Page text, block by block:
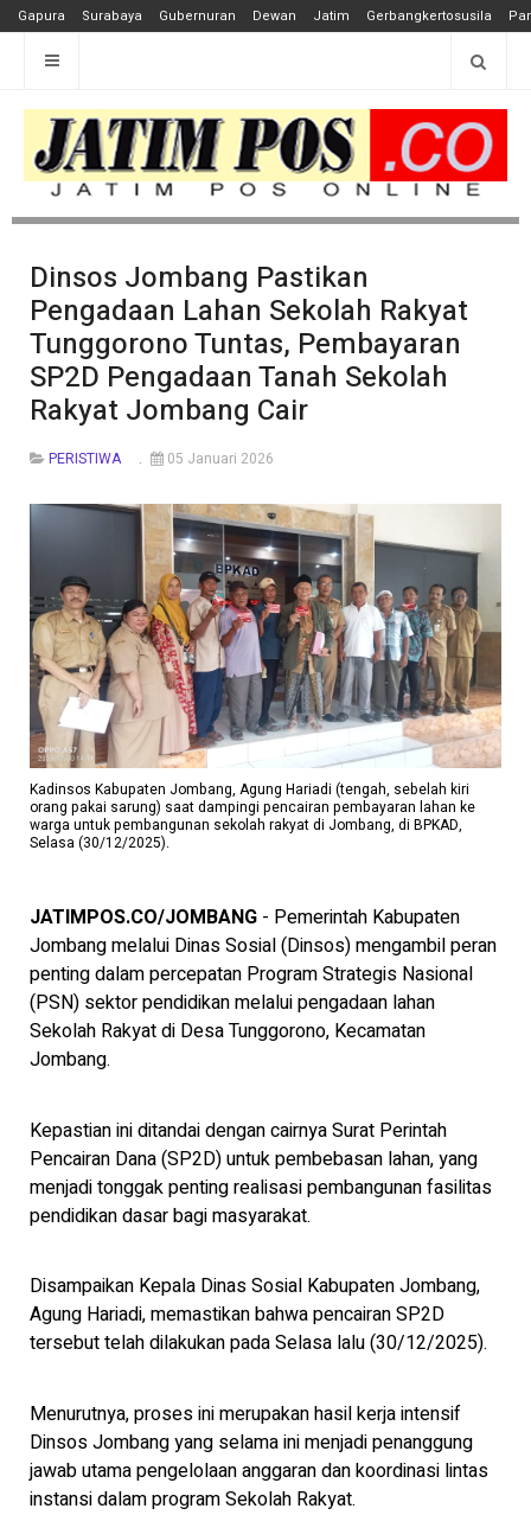
Gapura Surabaya Gubernuran Dewan Jatim Gerbangkertosusila
Dinsos Jombang Pastikan
Pengadaan Lahan Sekolah Rakyat
Tunggorono Tuntas, Pembayaran
SP2D Pengadaan Tanah Sekolah
Rakyat Jombang Cair
PERISTIWA 05 Januari 2026
Kadinsos Kabupaten Jombang, Agung Hariadi (tengah, sebelah kiri
orang pakai sarung) saat dampingi pencairan pembayaran lahan ke
warga untuk pembangunan sekolah rakyat di Jombang, di BPKAD,
Selasa (30/12/2025).
JATIMPOS.CO/JOMBANG - Pemerintah Kabupaten
Jombang melalui Dinas Sosial (Dinsos) mengambil peran
penting dalam percepatan Program Strategis Nasional
(PSN) sektor pendidikan melalui pengadaan lahan
Sekolah Rakyat di Desa Tunggorono, Kecamatan
Jombang.
Kepastian ini ditandai dengan cairnya Surat Perintah
Pencairan Dana (SP2D) untuk pembebasan lahan, yang
menjadi tonggak penting realisasi pembangunan fasilitas
pendidikan dasar bagi masyarakat.
Disampaikan Kepala Dinas Sosial Kabupaten Jombang,
Agung Hariadi, memastikan bahwa pencairan SP2D
tersebut telah dilakukan pada Selasa lalu (30/12/2025).
Menurutnya, proses ini merupakan hasil kerja intensif
Dinsos Jombang yang selama ini menjadi penanggung
jawab utama pengelolaan anggaran dan koordinasi lintas
instansi dalam program Sekolah Rakyat.